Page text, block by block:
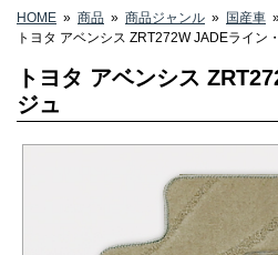
HOME » 商品 » 商品ジャンル » 国産車
トヨタ アベンシス ZRT272W JADEライン
トヨタ アベンシス
ジュ